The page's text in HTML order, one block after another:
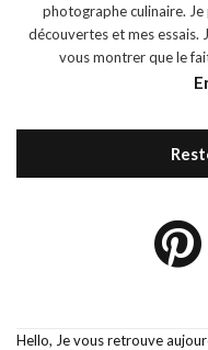
photographe culinaire.
découvertes et mes essais.
vous montrer que le
Hello, Je vous retrouve